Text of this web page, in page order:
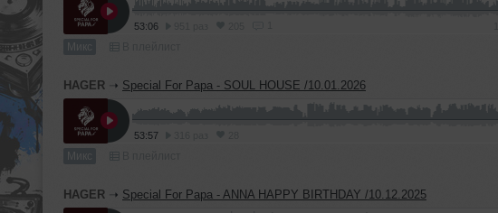
53:06
Микс
HAGER ➝ Special For Papa - SOUL HOUSE /10.01.2026
53:57
Микс
HAGER ➝ Special For Papa - ANNA HAPPY BIRTHDAY /10.12.2025